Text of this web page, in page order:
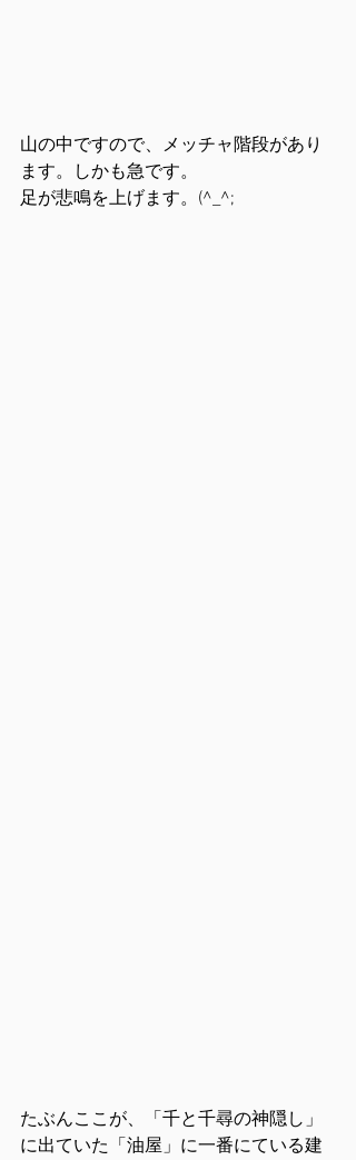
山の中ですので、メッチャ階段があり
ます。しかも急です。
足が悲鳴を上げます。(^_^;
たぶんここが、「千と千尋の神隠し」
に出ていた「油屋」に一番にている建